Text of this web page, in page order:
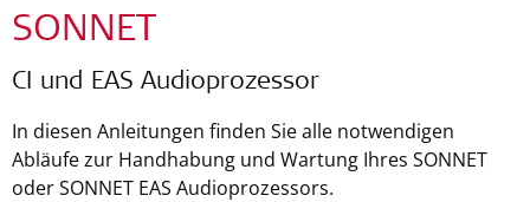
SONNET
CI und EAS Audioprozessor
In diesen Anleitungen finden Sie alle notwendigen
Abläufe zur Handhabung und Wartung Ihres SONNET
oder SONNET EAS Audioprozessors.